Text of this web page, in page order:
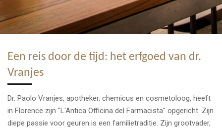
Een reis door de tijd: het erfgoed van dr.
Vranjes
Dr. Paolo Vranjes, apotheker, chemicus en cosmetoloog, heeft
in Florence zijn "L'Antica Officina del Farmacista" opgericht. Zijn
diepe passie voor geuren is een familietraditie. Zijn grootvader,